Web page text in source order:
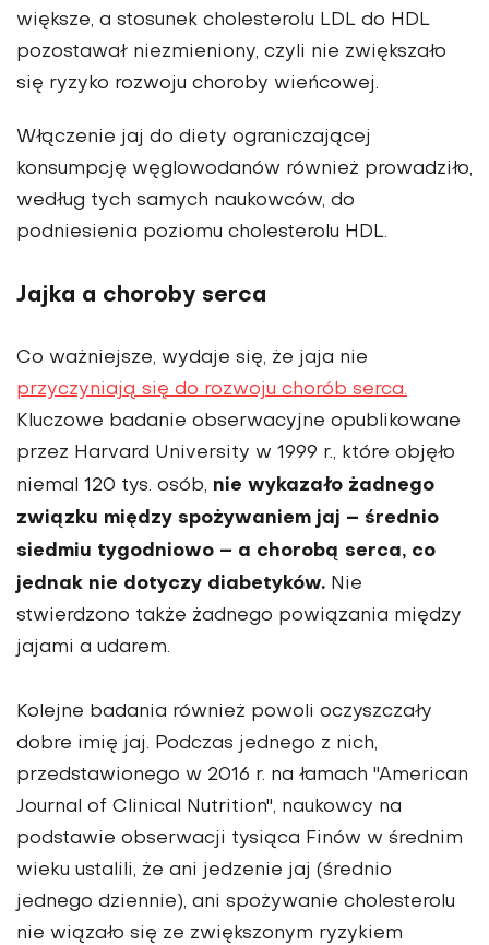
większe, a stosunek cholesterolu LDL do HDL
pozostawał niezmieniony, czyli nie zwiększało
się ryzyko rozwoju choroby wieńcowej.
Włączenie jaj do diety ograniczającej
konsumpcję węglowodanów również prowadziło,
według tych samych naukowców, do
podniesienia poziomu cholesterolu HDL.
Jajka a choroby serca
Co ważniejsze, wydaje się, że jaja nie
przyczyniają się do rozwoju chorób serca.
Kluczowe badanie obserwacyjne opublikowane
przez Harvard University w 1999 r., które objęło
niemal 120 tys. osób, nie wykazało żadnego
związku między spożywaniem jaj – średnio
siedmiu tygodniowo – a chorobą serca, co
jednak nie dotyczy diabetyków. Nie
stwierdzono także żadnego powiązania między
jajami a udarem.
Kolejne badania również powoli oczyszczały
dobre imię jaj. Podczas jednego z nich,
przedstawionego w 2016 r. na łamach "American
Journal of Clinical Nutrition", naukowcy na
podstawie obserwacji tysiąca Finów w średnim
wieku ustalili, że ani jedzenie jaj (średnio
jednego dziennie), ani spożywanie cholesterolu
nie wiązało się ze zwiększonym ryzykiem